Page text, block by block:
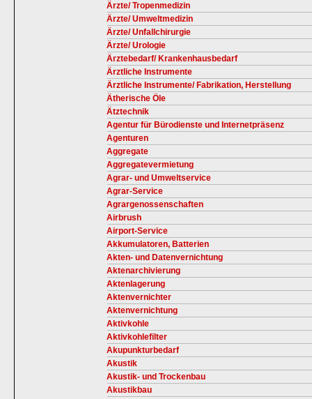
Ärzte/ Tropenmedizin
Ärzte/ Umweltmedizin
Ärzte/ Unfallchirurgie
Ärzte/ Urologie
Ärztebedarf/ Krankenhausbedarf
Ärztliche Instrumente
Ärztliche Instrumente/ Fabrikation, Herstellung
Ätherische Öle
Ätztechnik
Agentur für Bürodienste und Internetpräsenz
Agenturen
Aggregate
Aggregatevermietung
Agrar- und Umweltservice
Agrar-Service
Agrargenossenschaften
Airbrush
Airport-Service
Akkumulatoren, Batterien
Akten- und Datenvernichtung
Aktenarchivierung
Aktenlagerung
Aktenvernichter
Aktenvernichtung
Aktivkohle
Aktivkohlefilter
Akupunkturbedarf
Akustik
Akustik- und Trockenbau
Akustikbau